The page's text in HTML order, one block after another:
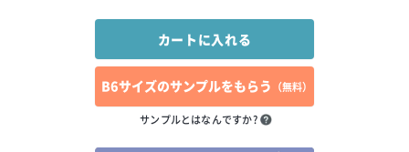
B6サイズのサンプルをもらう （無料）
サンプルとはなんですか?